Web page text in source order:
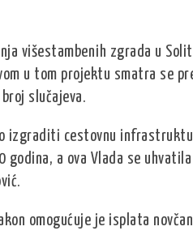
višestambenih zgrada u
u tom projektu smatra se
slučajeva.
izgraditi cestovnu
godina, a ova Vlada se
omogućuje je isplata